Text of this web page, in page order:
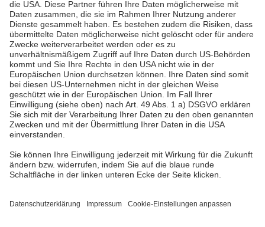
Über uns & Autoren
Datenschutz
Impressum
Barrierefreiheit
Wir sind die Pfalzwerke: